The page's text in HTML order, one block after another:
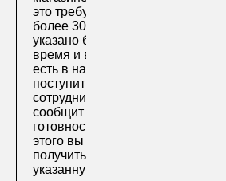
это требуется не
более 30 минут, если
указано ближайшее
время и весь товар
есть в наличии), вам
поступит письмо от
сотрудника, который
сообщит о
готовности. После
этого вы можете
получить свой заказ в
указанную вами дату